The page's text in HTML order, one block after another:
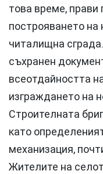
това време, прави
построяването на
читалищна
съхранен
всеотдайността
изграждането на
Строителната
като
механизация,
Жителите на